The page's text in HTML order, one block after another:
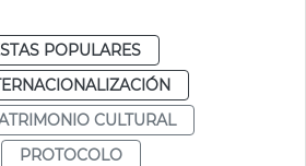
POPULARES
CULTURAL
PROTOCOLO